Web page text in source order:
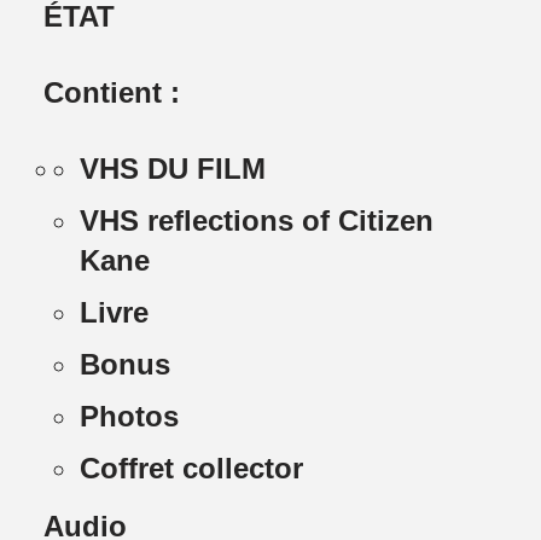
ÉTAT
Contient :
VHS DU FILM
VHS reflections of Citizen
Kane
Livre
Bonus
Photos
Coffret collector
Audio